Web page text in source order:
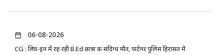
06-08-2026
CG : लिव-इन में रह रही B.Ed छात्रा की संदिग्ध मौत, पार्टनर पुलिस हिरासत में